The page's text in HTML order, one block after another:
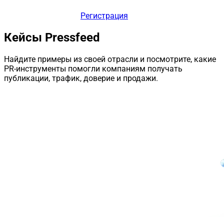
Регистрация
Кейсы Pressfeed
Найдите примеры из своей отрасли и посмотрите, какие
PR-инструменты помогли компаниям получать
публикации, трафик, доверие и продажи.